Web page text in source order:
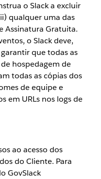
o Slack a excluir
qualquer uma das
Assinatura Gratuita.
o Slack deve,
que todas as
hospedagem de
todas as cópias dos
de equipe e
em URLs nos logs de
ao acesso dos
do Cliente. Para
GovSlack